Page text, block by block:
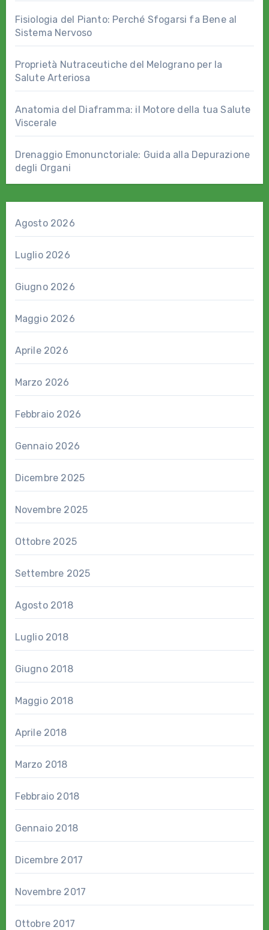
Fisiologia del Pianto: Perché Sfogarsi fa Bene al
Sistema Nervoso
Proprietà Nutraceutiche del Melograno per la
Salute Arteriosa
Anatomia del Diaframma: il Motore della tua Salute
Viscerale
Drenaggio Emonunctoriale: Guida alla Depurazione
degli Organi
Agosto 2026
Luglio 2026
Giugno 2026
Maggio 2026
Aprile 2026
Marzo 2026
Febbraio 2026
Gennaio 2026
Dicembre 2025
Novembre 2025
Ottobre 2025
Settembre 2025
Agosto 2018
Luglio 2018
Giugno 2018
Maggio 2018
Aprile 2018
Marzo 2018
Febbraio 2018
Gennaio 2018
Dicembre 2017
Novembre 2017
Ottobre 2017